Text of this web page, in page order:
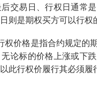
交易日、行权日通常
则是期权买方可以行权
权价格是指合约规定的
论标的价格上涨或下
此行权价履行其必须履